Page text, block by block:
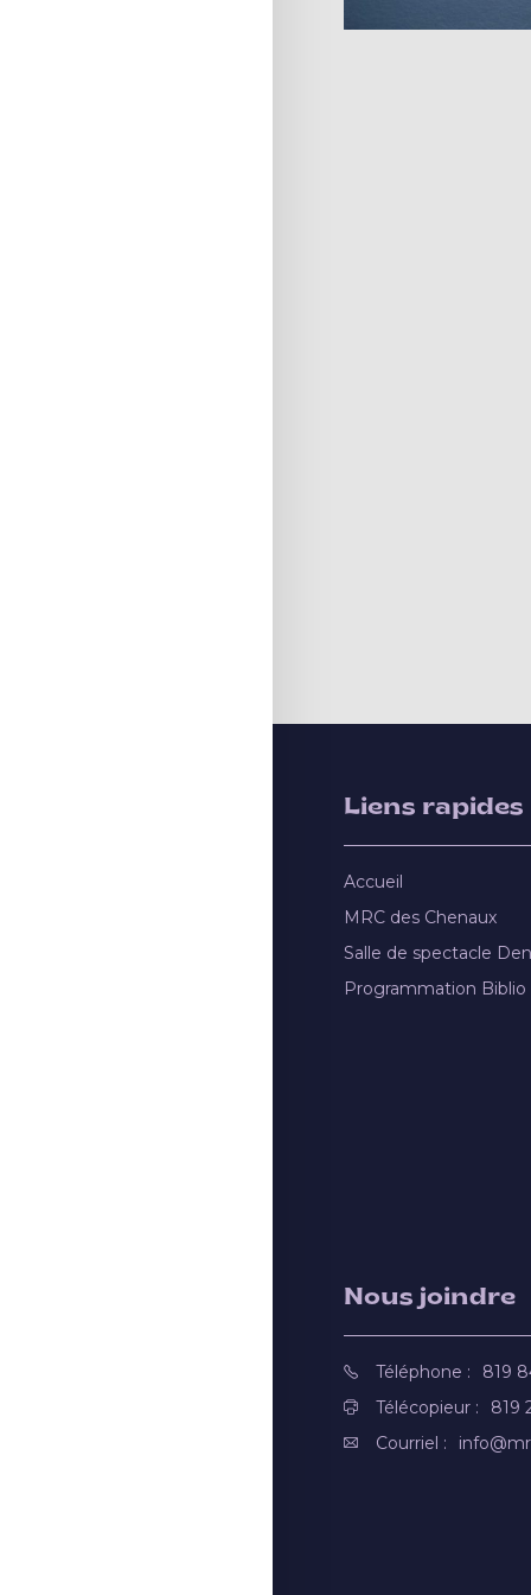
Liens rapides
Accueil
MRC des Chenaux
Salle de spectacle
Programmation Biblio
Nous joindre
Téléphone :
819
Télécopieur :
819
Courriel :